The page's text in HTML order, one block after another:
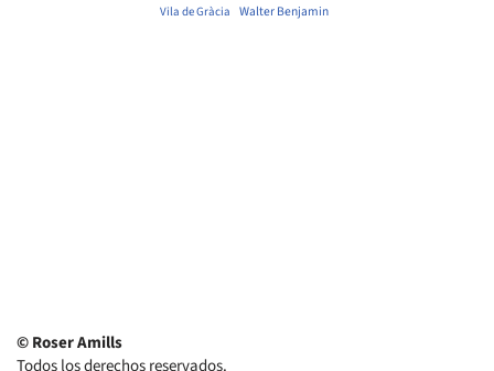
Vila de Gràcia Walter Benjamin
© Roser Amills
Todos los derechos reservados.